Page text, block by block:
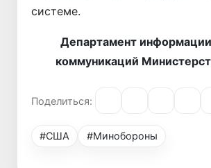
системе.
Департамент
коммуникаций
Поделиться:
#США #Минобороны